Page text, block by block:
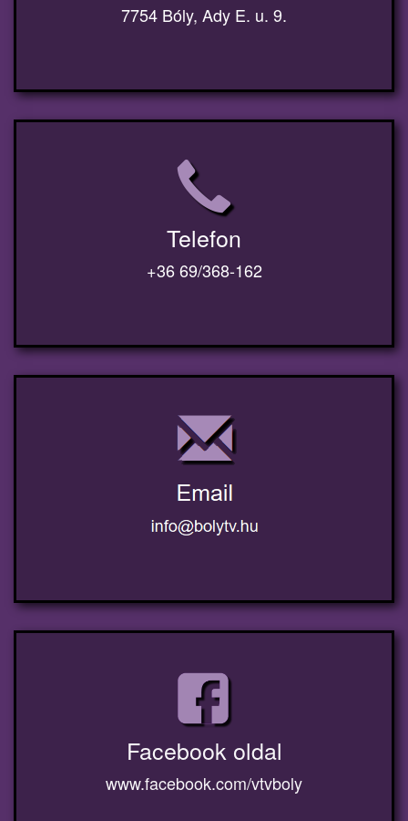
7754 Bóly, Ady E. u. 9.
Telefon
+36 69/368-162
Facebook oldal
www.facebook.com/vtvboly